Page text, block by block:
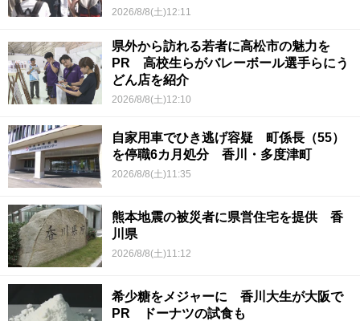
2026/8/8(土)12:11
県外から訪れる若者に高松市の魅力を
PR 高校生らがバレーボール選手らにう
どん店を紹介
2026/8/8(土)12:10
自家用車でひき逃げ容疑 町係長（55）
を停職6カ月処分 香川・多度津町
2026/8/8(土)11:35
熊本地震の被災者に県営住宅を提供 香
川県
2026/8/8(土)11:12
希少糖をメジャーに 香川大生が大阪で
PR ドーナツの試食も